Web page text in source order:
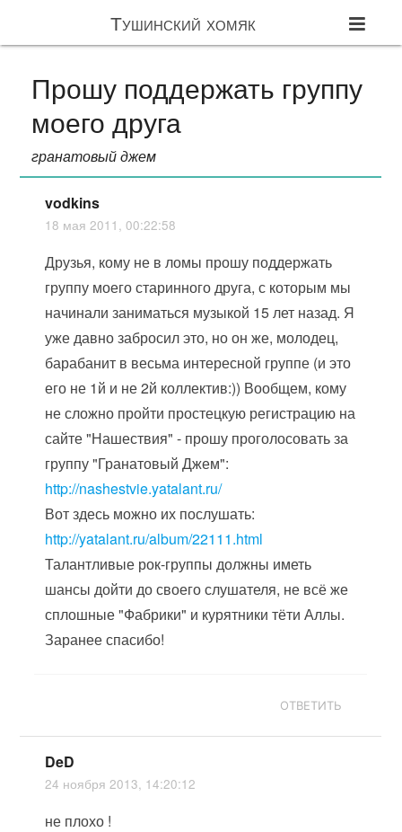
Тушинский хомяк
Прошу поддержать группу
моего друга
гранатовый джем
vodkins
18 мая 2011, 00:22:58
Друзья, кому не в ломы прошу поддержать
группу моего старинного друга, с которым мы
начинали заниматься музыкой 15 лет назад. Я
уже давно забросил это, но он же, молодец,
барабанит в весьма интересной группе (и это
его не 1й и не 2й коллектив:)) Вообщем, кому
не сложно пройти простецкую регистрацию на
сайте "Нашествия" - прошу проголосовать за
группу "Гранатовый Джем":
http://nashestvie.yatalant.ru/
Вот здесь можно их послушать:
http://yatalant.ru/album/22111.html
Талантливые рок-группы должны иметь
шансы дойти до своего слушателя, не всё же
сплошные "Фабрики" и курятники тёти Аллы.
Заранее спасибо!
ОТВЕТИТЬ
DeD
24 ноября 2013, 14:20:12
не плохо !